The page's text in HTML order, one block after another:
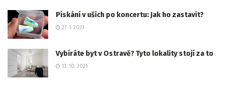
Pískání v uších po koncertu: Jak ho zastavit?
27. 1. 2023
Vybíráte byt v Ostravě? Tyto lokality stojí za to
13. 10. 2021